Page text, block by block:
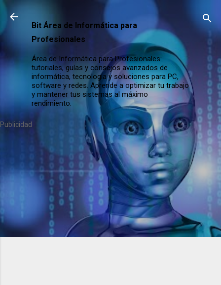
Bit Área de Informática para
Profesionales
Área de Informática para Profesionales:
tutoriales, guías y consejos avanzados de
informática, tecnología y soluciones para PC,
software y redes. Aprende a optimizar tu trabajo
y mantener tus sistemas al máximo
rendimiento.
Publicidad